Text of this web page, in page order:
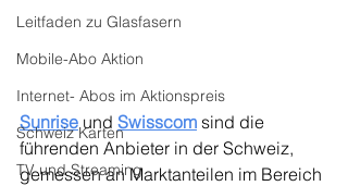
Leitfaden zu Glasfasern
Mobile-Abo Aktion
Internet- Abos im Aktionspreis
Schweiz Karten
TV und Streaming
Sunrise und Swisscom sind die
führenden Anbieter in der Schweiz,
gemessen an Marktanteilen im Bereich